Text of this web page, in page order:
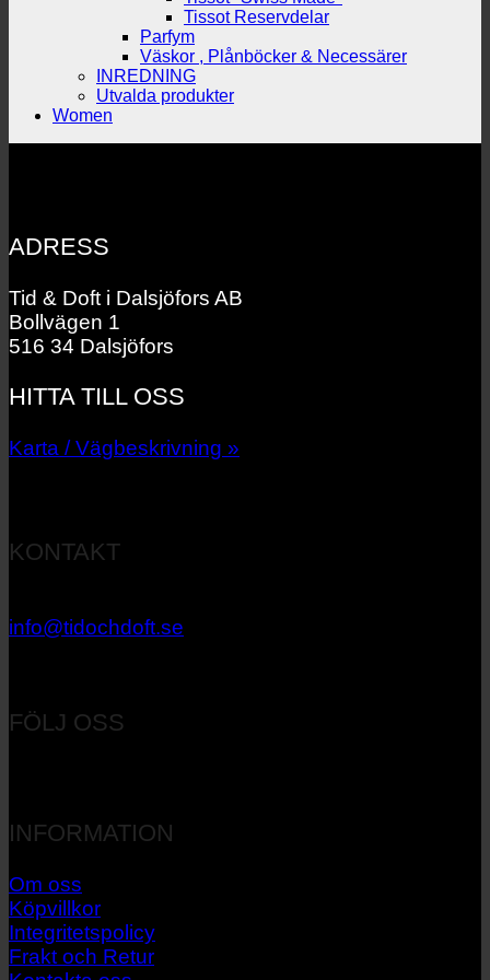
Tissot Reservdelar
Parfym
Väskor , Plånböcker & Necessärer
INREDNING
Utvalda produkter
Women
ADRESS
Tid & Doft i Dalsjöfors AB
Bollvägen 1
516 34 Dalsjöfors
HITTA TILL OSS
Karta / Vägbeskrivning »
KONTAKT
info@tidochdoft.se
FÖLJ OSS
INFORMATION
Om oss
Köpvillkor
Integritetspolicy
Frakt och Retur